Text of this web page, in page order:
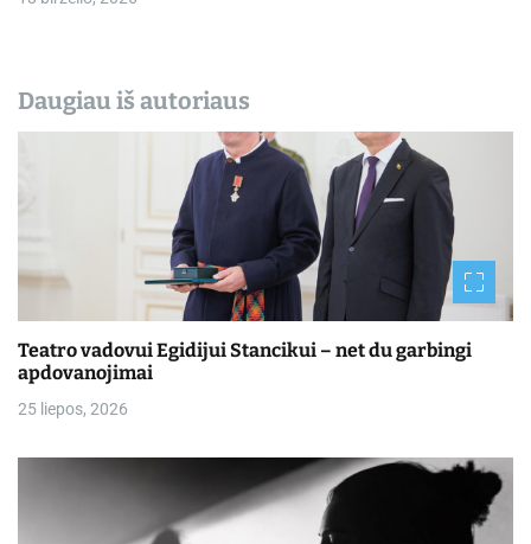
Daugiau iš autoriaus
Teatro vadovui Egidijui Stancikui – net du garbingi
apdovanojimai
25 liepos, 2026